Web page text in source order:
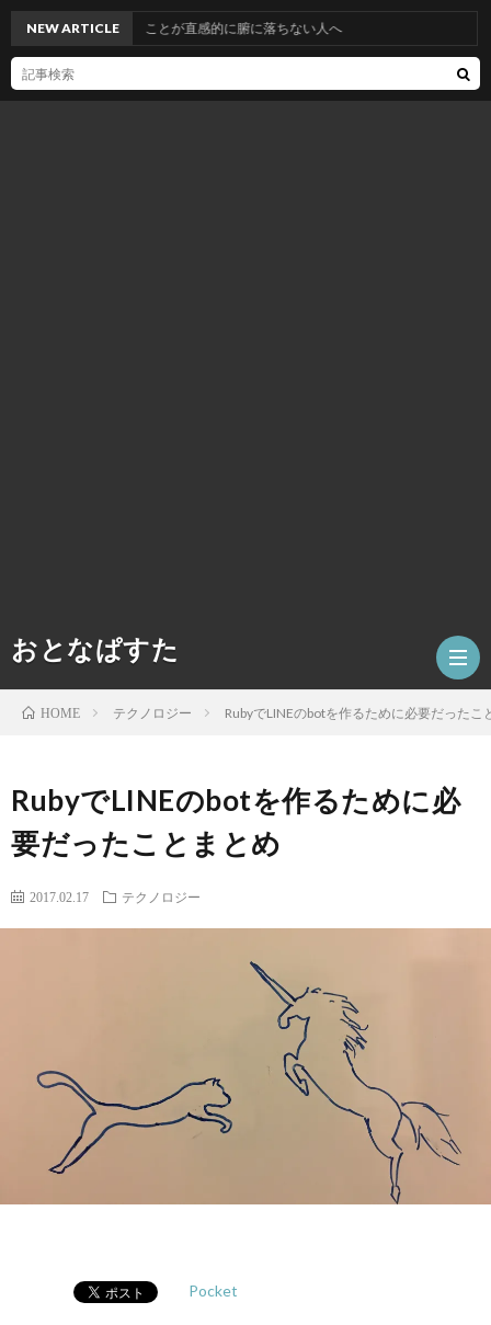
おとなぱすた
NEW ARTICLE
よりも長い」ことが直感的に腑に落ちない人へ
HOME テクノロジー RubyでLINEのbotを作るために必要だったこ
RubyでLINEのbotを作るために必
要だったことまとめ
2017.02.17 テクノロジー
Pocket